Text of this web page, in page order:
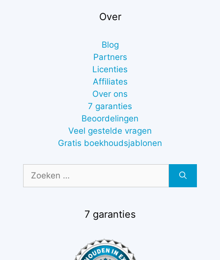
Over
Blog
Partners
Licenties
Affiliates
Over ons
7 garanties
Beoordelingen
Veel gestelde vragen
Gratis boekhoudsjablonen
naar:
7 garanties